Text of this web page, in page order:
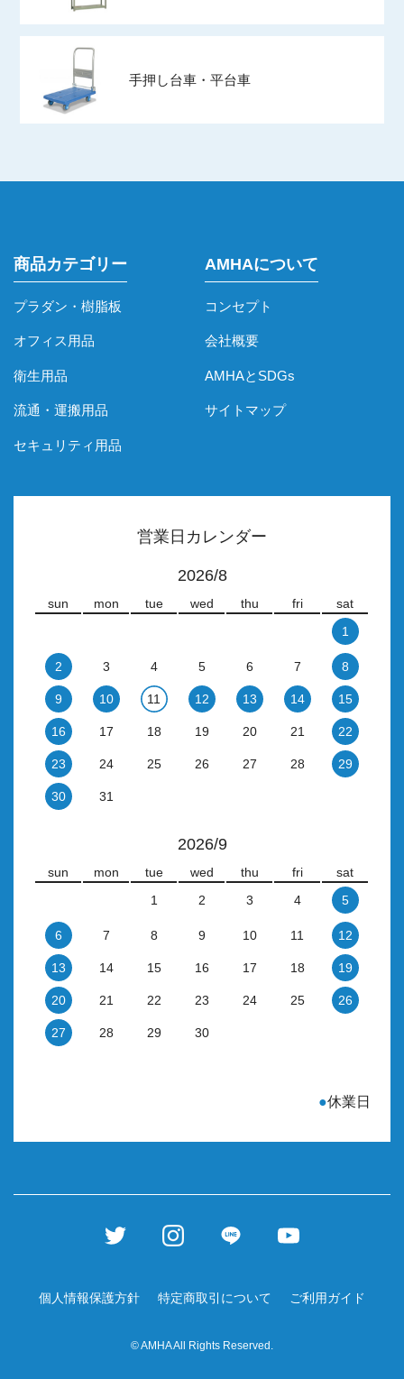
手押し台車・平台車
商品カテゴリー
プラダン・樹脂板
オフィス用品
衛生用品
流通・運搬用品
セキュリティ用品
AMHAについて
コンセプト
会社概要
AMHAとSDGs
サイトマップ
営業日カレンダー
2026/8
sun mon tue wed thu fri
sat
1
2 3 4 5 6 7 8
9 10 11 12 13 14 15
16 17 18 19 20 21 22
23 24 25 26 27 28 29
30 31
2026/9
sun mon tue wed thu fri
sat
1
2 3 4 5
6 7 8 9 10 11 12
13 14 15 16 17 18 19
20 21 22 23 24 25 26
27 28 29 30
●休業日
個人情報保護方針 特定商取引について ご利用ガイド
© AMHA All Rights Reserved.